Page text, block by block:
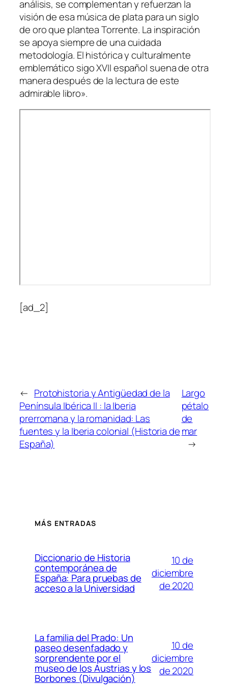
análisis, se complementan y refuerzan la
visión de esa música de plata para un siglo
de oro que plantea Torrente. La inspiración
se apoya siempre de una cuidada
metodología. El histórica y culturalmente
emblemático sigo XVII español suena de otra
manera después de la lectura de este
admirable libro».
[ad_2]
← Protohistoria y Antigüedad de la
Península Ibérica II : la Iberia
prerromana y la romanidad: Las
fuentes y la Iberia colonial (Historia de
España)
Largo
pétalo
de
mar
→
MÁS ENTRADAS
Diccionario de Historia
contemporánea de
España: Para pruebas de
acceso a la Universidad
10 de
diciembre
de 2020
La familia del Prado: Un
paseo desenfadado y
sorprendente por el
museo de los Austrias y los
Borbones (Divulgación)
10 de
diciembre
de 2020